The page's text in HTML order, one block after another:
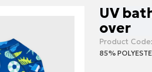
UV
over
Product Code:
85%